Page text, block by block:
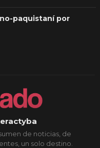
paquistaní por
de noticias, de
un solo destino.